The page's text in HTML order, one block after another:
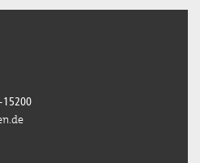
15200